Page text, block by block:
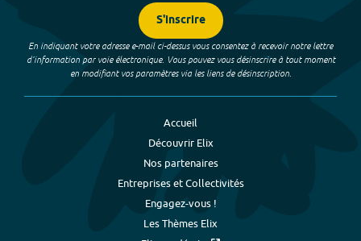
S'inscrire
En indiquant votre adresse e-mail ci-dessus vous consentez à recevoir notre lettre
d’information par voie électronique. Vous pouvez vous désinscrire à tout moment
en modifiant vos paramètres via les liens de désinscription.
Accueil
Découvrir Elix
Nos partenaires
Entreprises et Collectivités
Engagez-vous !
Les Thèmes Elix